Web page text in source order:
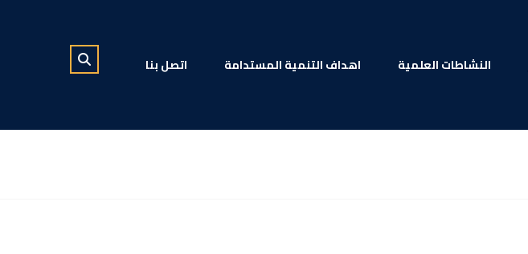
النشاطات العلمية اهداف التنمية المستدامة اتصل بنا